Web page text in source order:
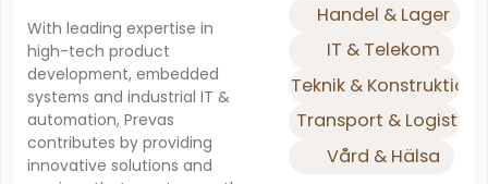
With leading expertise in
high-tech product
development, embedded
systems and industrial IT &
automation, Prevas
contributes by providing
innovative solutions and
Handel & Lager
IT & Telekom
Teknik & Konstruktion
Transport & Logistik
Vård & Hälsa